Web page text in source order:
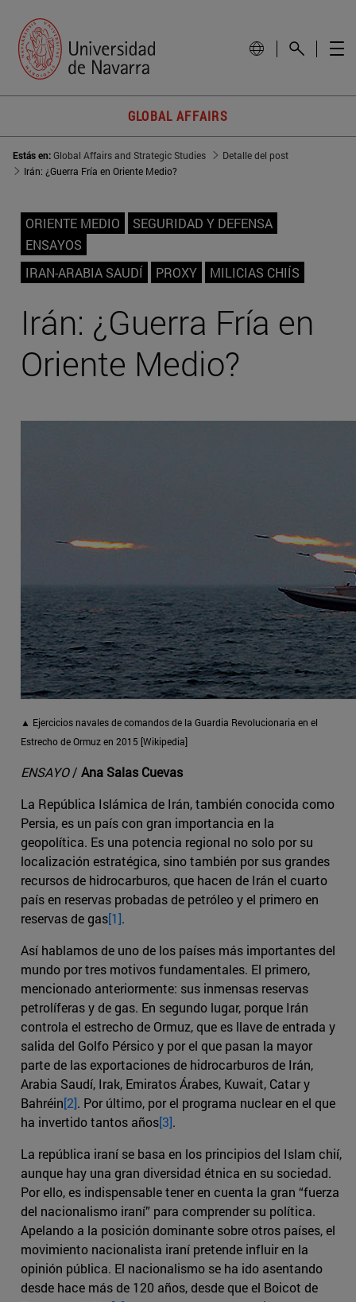
GLOBAL AFFAIRS
Estás en:Global Affairs and Strategic Studies
Detalle del post
Irán: ¿Guerra Fría en Oriente Medio?
ORIENTE MEDIO
SEGURIDAD Y DEFENSA
ENSAYOS
IRAN-ARABIA SAUDÍ
PROXY MILICIAS CHIÍS
Irán: ¿Guerra Fría en
Oriente Medio?
▲ Ejercicios navales de comandos de la Guardia Revolucionaria en el
Estrecho de Ormuz en 2015 [Wikipedia]
ENSAYO/ Ana Salas Cuevas
La República Islámica de Irán, también conocida como
Persia, es un país con gran importancia en la
geopolítica. Es una potencia regional no solo por su
localización estratégica, sino también por sus grandes
recursos de hidrocarburos, que hacen de Irán el cuarto
país en reservas probadas de petróleo y el primero en
reservas de gas[1].
Así hablamos de uno de los países más importantes del
mundo por tres motivos fundamentales. El primero,
mencionado anteriormente: sus inmensas reservas
petrolíferas y de gas. En segundo lugar, porque Irán
controla el estrecho de Ormuz, que es llave de entrada y
salida del Golfo Pérsico y por el que pasan la mayor
parte de las exportaciones de hidrocarburos de Irán,
Arabia Saudí, Irak, Emiratos Árabes, Kuwait, Catar y
Bahréin[2]. Por último, por el programa nuclear en el que
ha invertido tantos años[3].
La república iraní se basa en los principios del Islam chií,
aunque hay una gran diversidad étnica en su sociedad.
Por ello, es indispensable tener en cuenta la gran “fuerza
del nacionalismo iraní” para comprender su política.
Apelando a la posición dominante sobre otros países, el
movimiento nacionalista iraní pretende influir en la
opinión pública. El nacionalismo se ha ido asentando
desde hace más de 120 años, desde que el Boicot de